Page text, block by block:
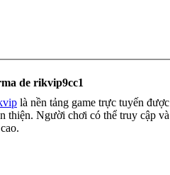
de rikvip9cc1
là nền tảng game trực tuyến
thiện. Người chơi có thể truy cập